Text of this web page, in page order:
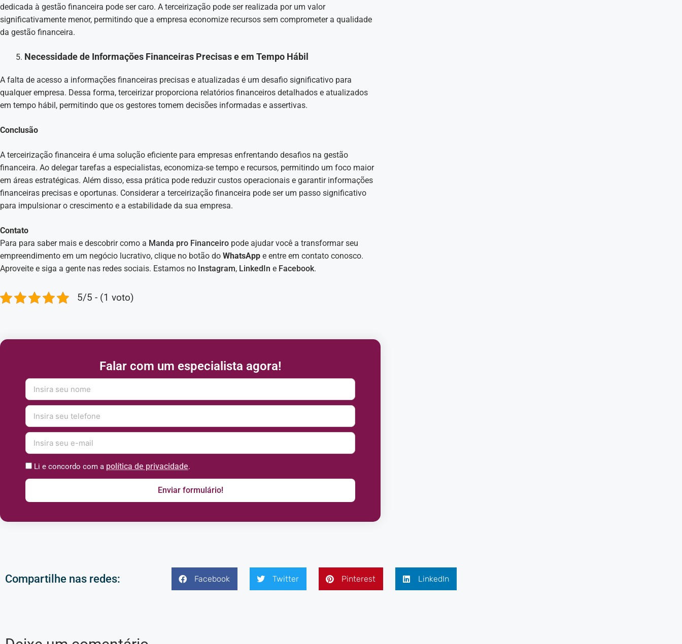
dedicada à gestão financeira pode ser caro. A terceirização pode ser realizada por um valor
significativamente menor, permitindo que a empresa economize recursos sem comprometer a qualidade
da gestão financeira.
Necessidade de Informações Financeiras Precisas e em Tempo Hábil
A falta de acesso a informações financeiras precisas e atualizadas é um desafio significativo para
qualquer empresa. Dessa forma, terceirizar proporciona relatórios financeiros detalhados e atualizados
em tempo hábil, permitindo que os gestores tomem decisões informadas e assertivas.
Conclusão
A terceirização financeira é uma solução eficiente para empresas enfrentando desafios na gestão
financeira. Ao delegar tarefas a especialistas, economiza-se tempo e recursos, permitindo um foco maior
em áreas estratégicas. Além disso, essa prática pode reduzir custos operacionais e garantir informações
financeiras precisas e oportunas. Considerar a terceirização financeira pode ser um passo significativo
para impulsionar o crescimento e a estabilidade da sua empresa.
Contato
Para para saber mais e descobrir como a Manda pro Financeiro pode ajudar você a transformar seu
empreendimento em um negócio lucrativo, clique no botão do WhatsApp e entre em contato conosco.
Aproveite e siga a gente nas redes sociais. Estamos no Instagram, LinkedIn e Facebook.
5/5 - (1 voto)
Falar com um especialista agora!
Li e concordo com a política de privacidade.
Enviar formulário!
Compartilhe nas redes: Facebook Twitter Pinterest LinkedIn